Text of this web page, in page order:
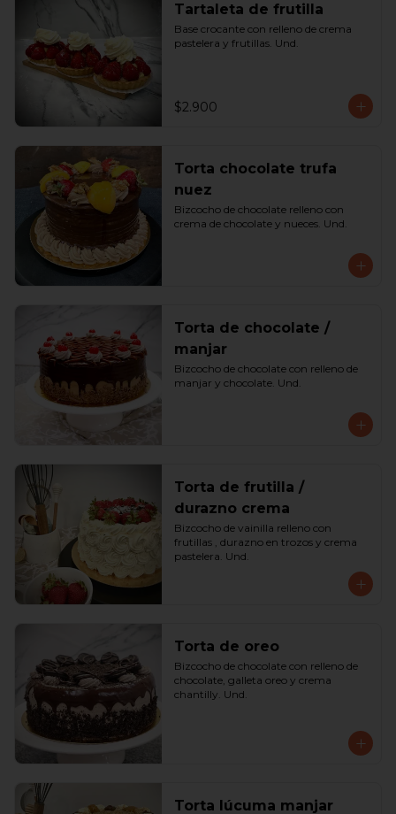
Tartaleta de frutilla
Base crocante con relleno de crema
pastelera y frutillas. Und.
$2.900
Torta chocolate trufa
nuez
Bizcocho de chocolate relleno con
crema de chocolate y nueces. Und.
Torta de chocolate /
manjar
Bizcocho de chocolate con relleno de
manjar y chocolate. Und.
Torta de frutilla /
durazno crema
Bizcocho de vainilla relleno con
frutillas , durazno en trozos y crema
pastelera. Und.
Torta de oreo
Bizcocho de chocolate con relleno de
chocolate, galleta oreo y crema
chantilly. Und.
Torta lúcuma manjar